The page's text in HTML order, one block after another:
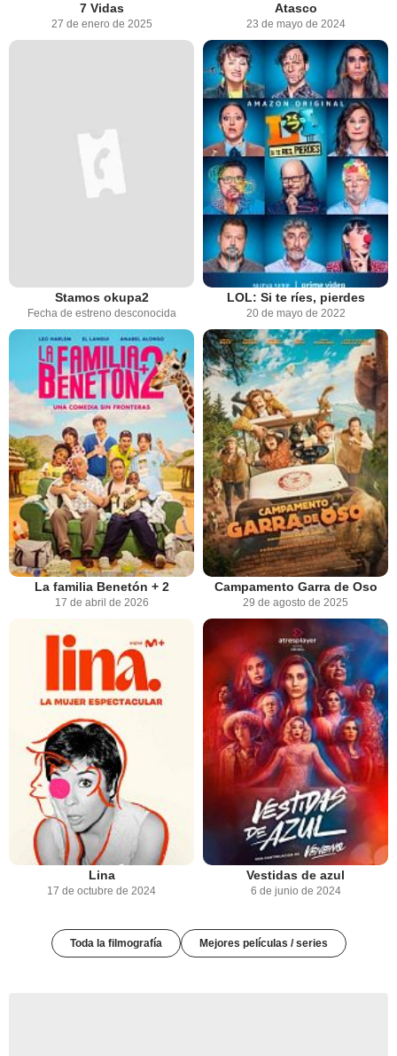
7 Vidas
27 de enero de 2025
Atasco
23 de mayo de 2024
Stamos okupa2
Fecha de estreno desconocida
LOL: Si te ríes, pierdes
20 de mayo de 2022
La familia Benetón + 2
17 de abril de 2026
Campamento Garra de Oso
29 de agosto de 2025
Lina
17 de octubre de 2024
Vestidas de azul
6 de junio de 2024
Toda la filmografía Mejores películas / series